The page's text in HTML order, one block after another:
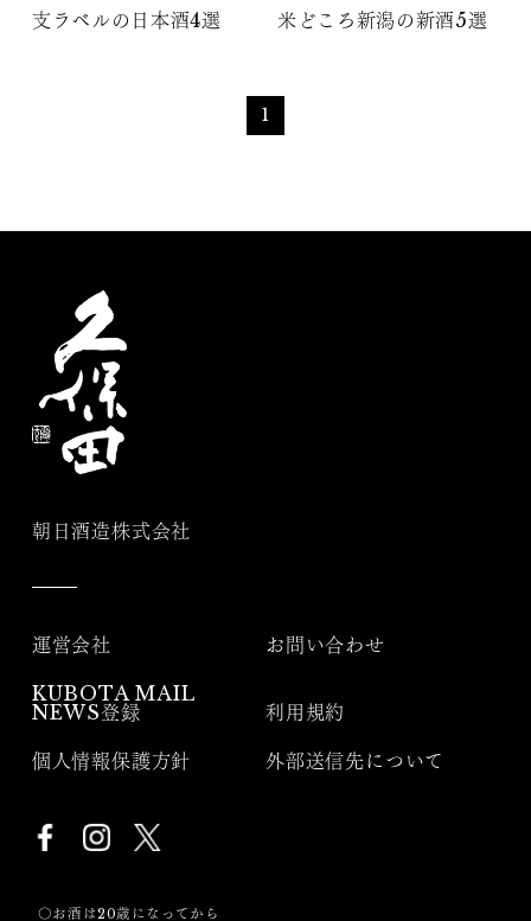
支ラベルの日本酒4選
米どころ新潟の新酒5選
1
朝日酒造株式会社
運営会社 お問い合わせ
KUBOTA MAIL
NEWS登録
利用規約
個人情報保護方針 外部送信先について
〇お酒は20歳になってから